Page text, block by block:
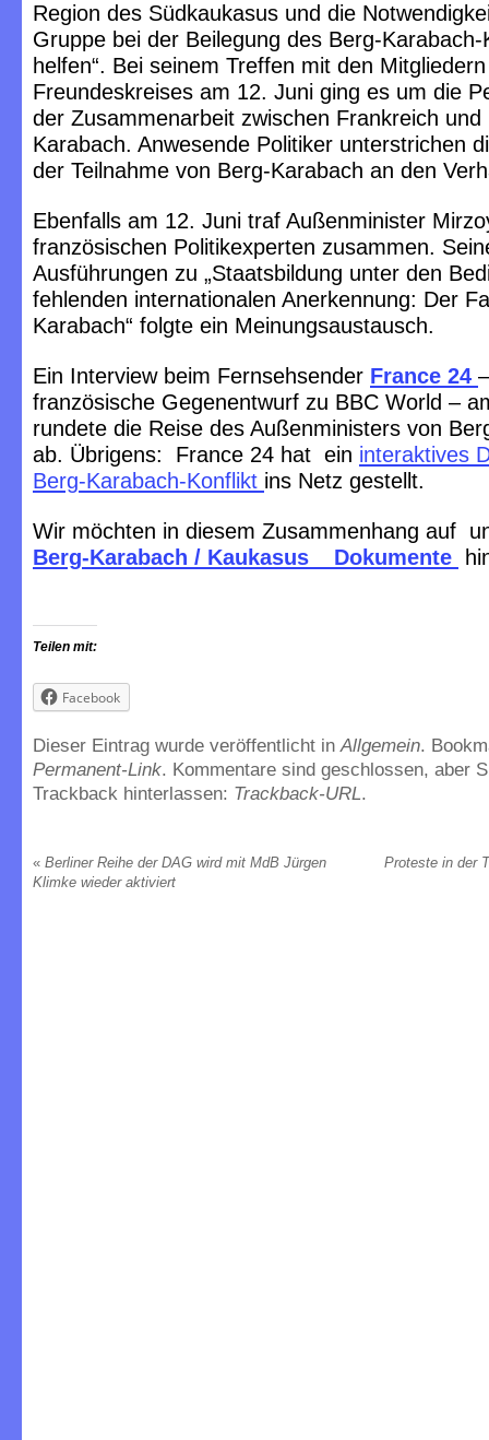
Region des Südkaukasus und die
Gruppe bei der Beilegung des Berg-
helfen“. Bei seinem Treffen mit den
Freundeskreises am 12. Juni ging es um die
der Zusammenarbeit zwischen Frankreich und
Karabach. Anwesende Politiker unterstrichen
der Teilnahme von Berg-Karabach an den
Ebenfalls am 12. Juni traf Außenminister
französischen Politikexperten zusammen.
Ausführungen zu „Staatsbildung unter den
fehlenden internationalen Anerkennung: Der
Karabach“ folgte ein Meinungsaustausch.
Ein Interview beim Fernsehsender France 24
französische Gegenentwurf zu BBC World –
rundete die Reise des Außenministers von
ab. Übrigens: France 24 hat ein interaktives
Berg-Karabach-Konflikt ins Netz gestellt.
Wir möchten in diesem Zusammenhang auf
Berg-Karabach / Kaukasus _ Dokumente
Teilen mit:
Facebook
Dieser Eintrag wurde veröffentlicht inAllgemein.
Permanent-Link. Kommentare sind geschlossen, aber
Trackback hinterlassen: Trackback-URL.
« Berliner Reihe der DAG wird mit MdB Jürgen
Klimke wieder aktiviert
Proteste in der